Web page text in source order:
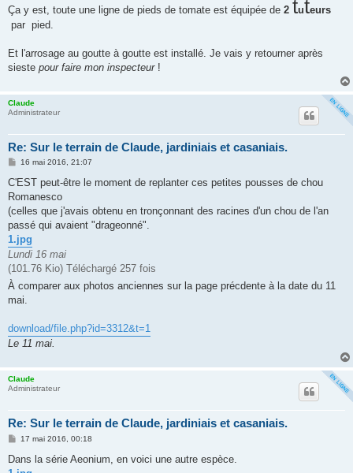
e
Ça y est, toute une ligne de pieds de tomate est équipée de 2 tuteurs
par pied.
Et l'arrosage au goutte à goutte est installé. Je vais y retourner après
sieste pour faire mon inspecteur!
Claude
Administrateur
Re: Sur le terrain de Claude, jardiniais et casaniais.
M
s
a
g
16 mai 2016, 21:07
C'EST peut-être le moment de replanter ces petites pousses de chou
Romanesco
(celles que j'avais obtenu en tronçonnant des racines d'un chou de l'an
passé qui avaient "drageonné".
1.jpg
Lundi 16 mai
(101.76 Kio) Téléchargé 257 fois
À comparer aux photos anciennes sur la page précdente à la date du 11
mai.
download/file.php?id=3312&t=1
Le 11 mai.
Claude
Administrateur
Re: Sur le terrain de Claude, jardiniais et casaniais.
M
s
17 mai 2016, 00:18
Dans la série Aeonium, en voici une autre espèce.